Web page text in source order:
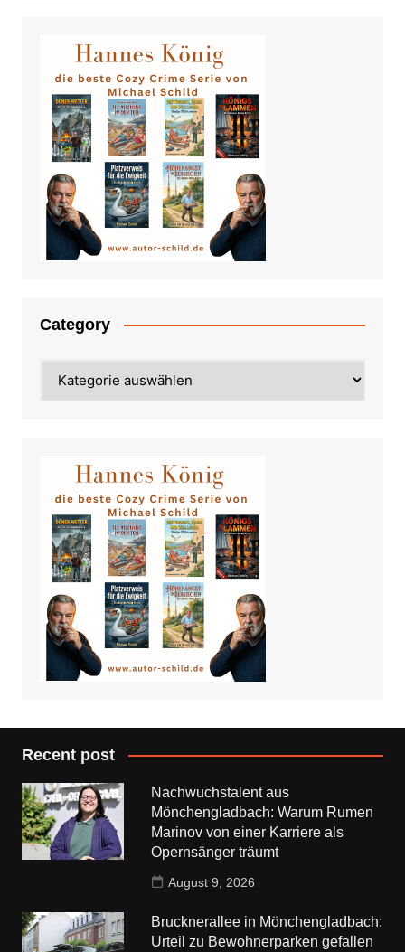
Category
Recent post
Nachwuchstalent aus
Mönchengladbach: Warum Rumen
Marinov von einer Karriere als
Opernsänger träumt
August 9, 2026
Brucknerallee in Mönchengladbach:
Urteil zu Bewohnerparken gefallen